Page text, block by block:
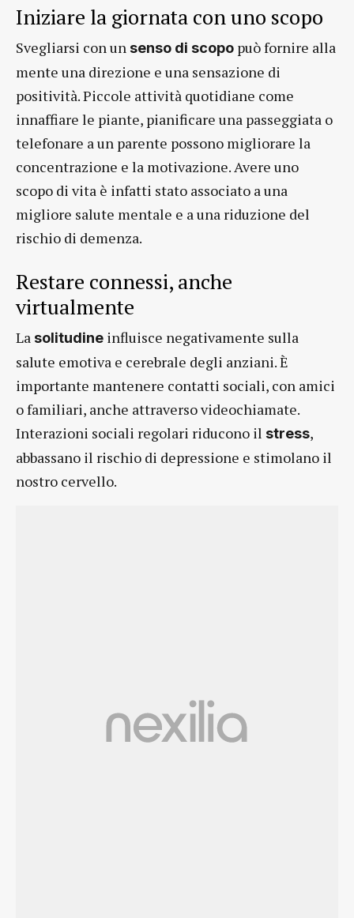
Iniziare la giornata con uno scopo
Svegliarsi con unsenso di scopo può fornire alla
mente una direzione e una sensazione di
positività. Piccole attività quotidiane come
innaffiare le piante, pianificare una passeggiata o
telefonare a un parente possono migliorare la
concentrazione e la motivazione. Avere uno
scopo di vita è infatti stato associato a una
migliore salute mentale e a una riduzione del
rischio di demenza.
Restare connessi, anche
virtualmente
Lasolitudine influisce negativamente sulla
salute emotiva e cerebrale degli anziani. È
importante mantenere contatti sociali, con amici
o familiari, anche attraverso videochiamate.
Interazioni sociali regolari riducono il stress,
abbassano il rischio di depressione e stimolano il
nostro cervello.